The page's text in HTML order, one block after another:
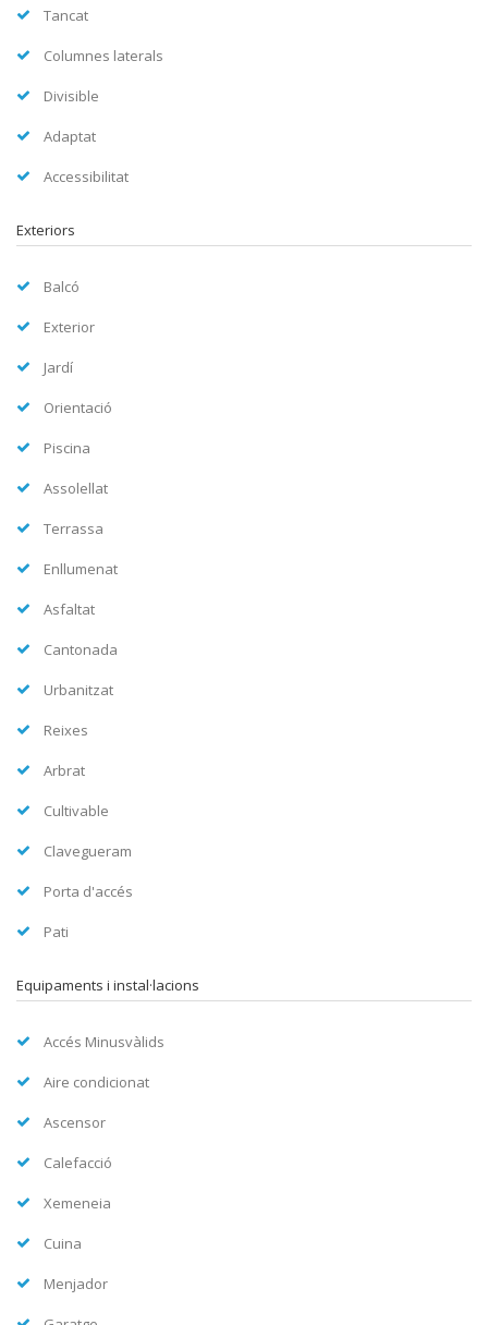
Tancat
Columnes laterals
Divisible
Adaptat
Accessibilitat
Exteriors
Balcó
Exterior
Jardí
Orientació
Piscina
Assolellat
Terrassa
Enllumenat
Asfaltat
Cantonada
Urbanitzat
Reixes
Arbrat
Cultivable
Clavegueram
Porta d'accés
Pati
Equipaments i instal·lacions
Accés Minusvàlids
Aire condicionat
Ascensor
Calefacció
Xemeneia
Cuina
Menjador